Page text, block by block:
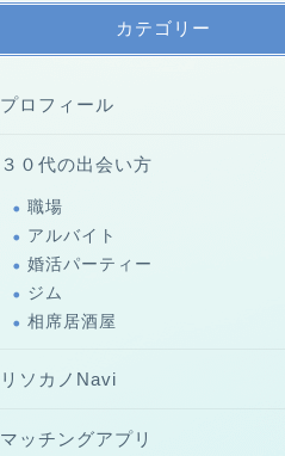
カテゴリー
プロフィール
３０代の出会い方
職場
アルバイト
婚活パーティー
ジム
相席居酒屋
リソカノNavi
マッチングアプリ